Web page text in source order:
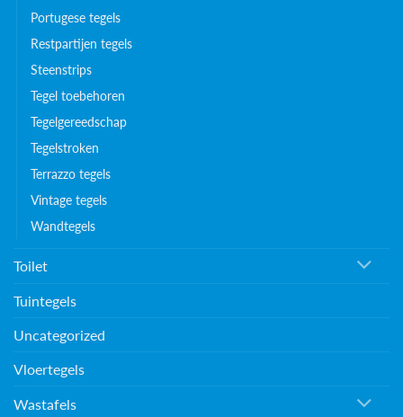
Portugese tegels
Restpartijen tegels
Steenstrips
Tegel toebehoren
Tegelgereedschap
Tegelstroken
Terrazzo tegels
Vintage tegels
Wandtegels
Toilet
Tuintegels
Uncategorized
Vloertegels
Wastafels